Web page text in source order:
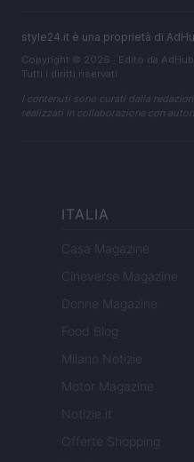
style24.it è una proprietà di
Copyright © 2026 · Edito da
Tutti i diritti riservati
I contenuti sono curati dalla
realizzati in collaborazione con
ITALIA
Casa Magazine
Cineverse Magazine
Donne Magazine
Food Blog
Milano Notizie
Motor Magazine
Notizie.it
Offerte Shopping